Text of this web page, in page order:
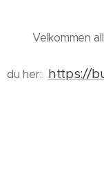
du her: https://